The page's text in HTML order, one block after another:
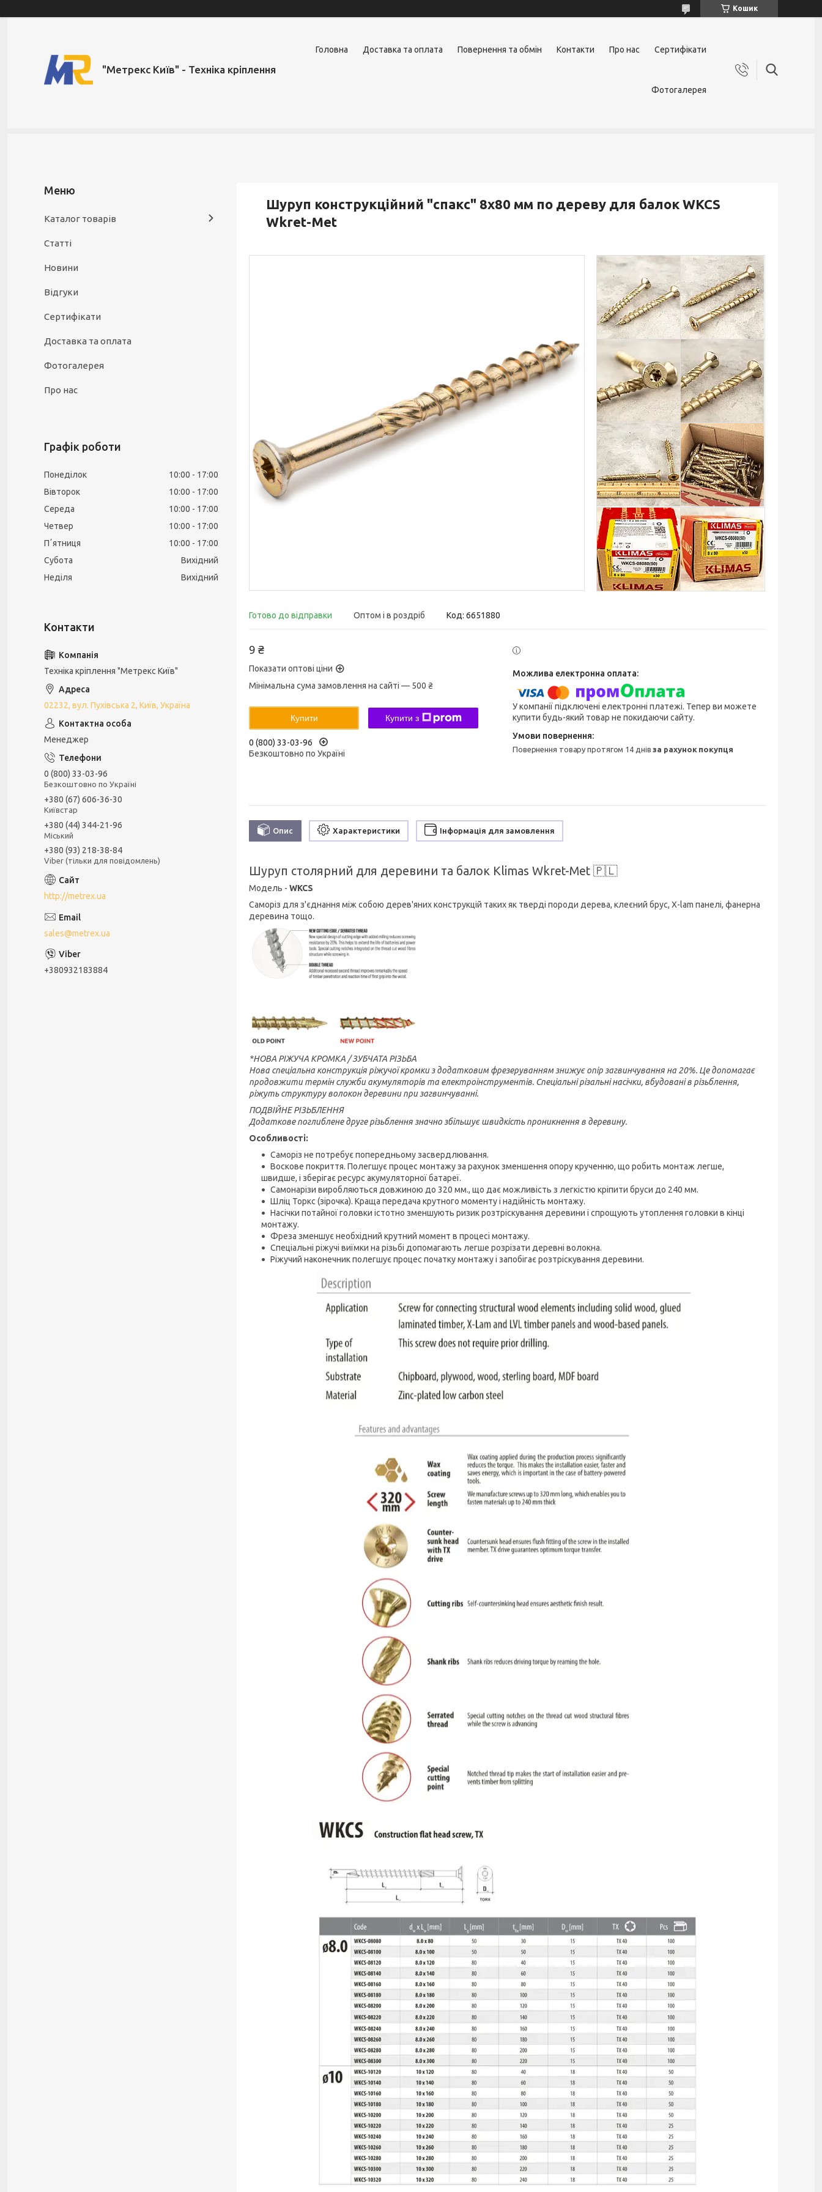
Кошик
"Метрекс Київ" - Техніка кріплення
Головна Доставка та оплата Повернення та обмін Контакти Про нас Сертифікати
Фотогалерея
Шуруп конструкційний "спакс" 8х80 мм по дереву для балок WKCS
Wkret-Met
Готово до відправки Оптом і в роздріб Код: 6651880
9 ₴
Показати оптові ціни
Мінімальна сума замовлення на сайті — 500 ₴
Купити Купити з
0 (800) 33-03-96
Безкоштовно по Україні
У компанії підключені електронні платежі. Тепер ви можете
купити будь-який товар не покидаючи сайту.
повернення товару протягом 14 днівза рахунок покупця
Опис Характеристики Інформація для замовлення
Шуруп столярний для деревини та балок Klimas Wkret-Met 🇵🇱
Модель - WKCS
Саморіз для з'єднання між собою дерев'яних конструкцій таких як тверді породи дерева, клеєний брус, X-lam панелі, фанерна
деревина тощо.
*НОВА РІЖУЧА КРОМКА / ЗУБЧАТА РІЗЬБА
Нова спеціальна конструкція ріжучої кромки з додатковим фрезеруванням знижує опір загвинчування на 20%. Це допомагає
продовжити термін служби акумуляторів та електроінструментів. Спеціальні різальні насічки, вбудовані в різьблення,
ріжуть структуру волокон деревини при загвинчуванні.
ПОДВІЙНЕ РІЗЬБЛЕННЯ
Додаткове поглиблене друге різьблення значно збільшує швидкість проникнення в деревину.
Особливості:
Саморіз не потребує попередньому засвердлювання.
Воскове покриття. Полегшує процес монтажу за рахунок зменшення опору крученню, що робить монтаж легше,
швидше, і зберігає ресурс акумуляторної батареї.
Самонарізи виробляються довжиною до 320 мм., що дає можливість з легкістю кріпити бруси до 240 мм.
Шліц Торкс (зірочка). Краща передача крутного моменту і надійність монтажу.
Насічки потайної головки істотно зменшують ризик розтріскування деревини і спрощують утоплення головки в кінці
монтажу.
Фреза зменшує необхідний крутний момент в процесі монтажу.
Спеціальні ріжучі виїмки на різьбі допомагають легше розрізати деревні волокна.
Ріжучий наконечник полегшує процес початку монтажу і запобігає розтріскування деревини.
Каталог товарів
Статті
Новини
Відгуки
Сертифікати
Доставка та оплата
Фотогалерея
Про нас
Графік роботи
Понеділок 10:00
17:00
Вівторок
10:00
17:00
Середа
10:00
17:00
Четвер
10:00
17:00
Пʼятниця
10:00
17:00
Субота
Вихідний
Неділя
Вихідний
Техніка кріплення "Метрекс Київ"
02232, вул. Пухівська 2, Київ, Україна
Менеджер
0 (800) 33-03-96
Безкоштовно по Україні
+380 (67) 606-36-30
Київстар
+380 (44) 344-21-96
Міський
+380 (93) 218-38-84
Viber (тільки для повідомлень)
http://metrex.ua
sales@metrex.ua
+380932183884